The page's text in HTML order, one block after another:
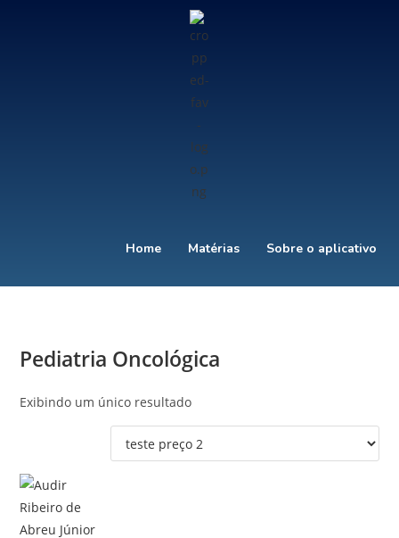
Home Matérias Sobre o aplicativo
Pediatria Oncológica
Exibindo um único resultado